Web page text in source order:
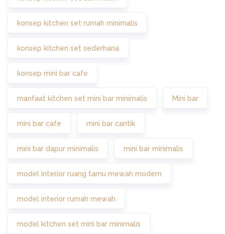
konsep kitchen set rumah minimalis
konsep kitchen set sederhana
konsep mini bar cafe
manfaat kitchen set mini bar minimalis Mini bar
mini bar cafe mini bar cantik
mini bar dapur minimalis mini bar minimalis
model interior ruang tamu mewah modern
model interior rumah mewah
model kitchen set mini bar minimalis